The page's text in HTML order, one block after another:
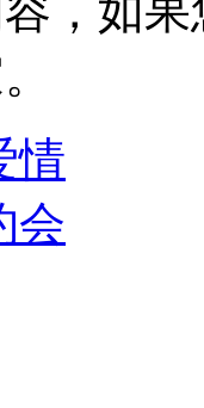
，如
情
会